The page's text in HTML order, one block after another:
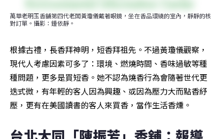
萬華老明玉香舖第四代老闆黃瓊儀戴著眼鏡，坐在香品環繞的室內，靜靜的核
對訂單。攝影：鍾依靜。
根據古禮，長香拜神明，短香拜祖先。不過黃瓊儀觀察，
現代人考慮因素可多了：環境、燃燒時間、香味過敏等種
種問題，更多是買短香。她不認為燒香行為會隨著世代更
迭式微，有年輕的客人因為興趣、或因為壓力大而點香紓
壓，更有在美國讀書的客人來買香，當作生活香燻。